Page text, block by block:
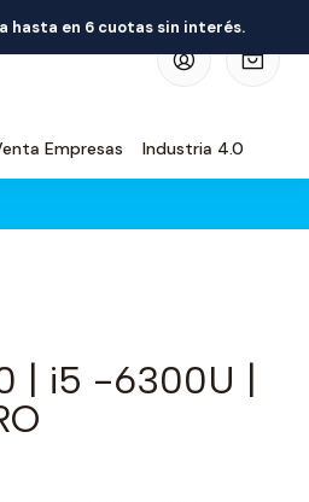
Empresas Industria 4.0
hasta en 6 cuotas sin interés.
| i5 -6300U |